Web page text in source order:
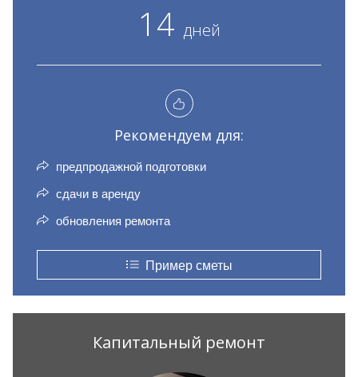
14 дней
Рекомендуем для:
предпродажной подготовки
сдачи в аренду
обновления ремонта
Пример сметы
Капитальный ремонт